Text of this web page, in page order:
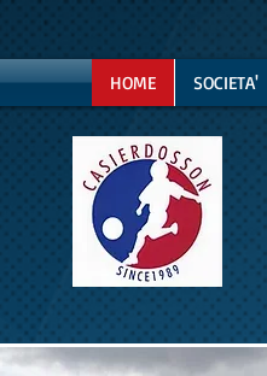
HOME SOCIETA'